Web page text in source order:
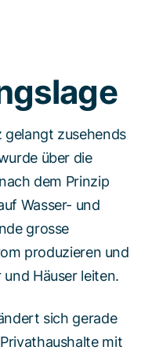
gelangt zusehends
über die
dem Prinzip
Wasser- und
grosse
produzieren und
Häuser leiten.
sich gerade
mit